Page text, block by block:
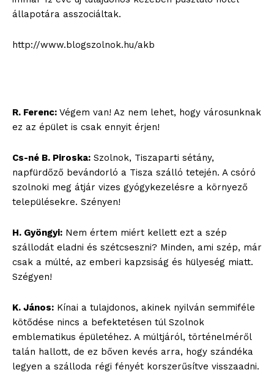
állapotára asszociáltak.
http://www.blogszolnok.hu/akb
R. Ferenc: Végem van! Az nem lehet, hogy városunknak
ez az épület is csak ennyit érjen!
Cs-né B. Piroska: Szolnok, Tiszaparti sétány,
napfürdőző bevándorló a Tisza szálló tetején. A csóró
szolnoki meg átjár vizes gyógykezelésre a környező
településekre. Szényen!
H. Gyöngyi: Nem értem miért kellett ezt a szép
szállodát eladni és szétcseszni? Minden, ami szép, már
csak a múlté, az emberi kapzsiság és hülyeség miatt.
Szégyen!
K. János: Kínai a tulajdonos, akinek nyilván semmiféle
kötődése nincs a befektetésen túl Szolnok
emblematikus épületéhez. A múltjáról, történelméről
talán hallott, de ez bőven kevés arra, hogy szándéka
legyen a szálloda régi fényét korszerűsítve visszaadni.